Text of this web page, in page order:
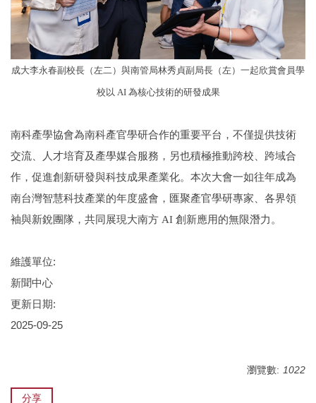
成大李永春副校長（左二）與南管局林秀貞副局長（左）一起欣賞會員學
校以 AI 為核心技術的研發成果
南科產學協會為南科產官學研合作的重要平台，不僅提供技術
交流、人才培育及產學媒合服務，另也積極推動跨校、跨域合
作，促進創新研發與科技成果產業化。本次大會一如往年成為
南台灣智慧科技產業的年度盛會，匯聚產官學研專家、各界領
袖與新銳團隊，共同展現大南方 AI 創新應用的無限潛力。
維護單位:
新聞中心
更新日期:
2025-09-25
瀏覽數: 1022
分享